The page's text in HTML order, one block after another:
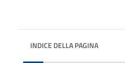
INDICE DELLA PAGINA